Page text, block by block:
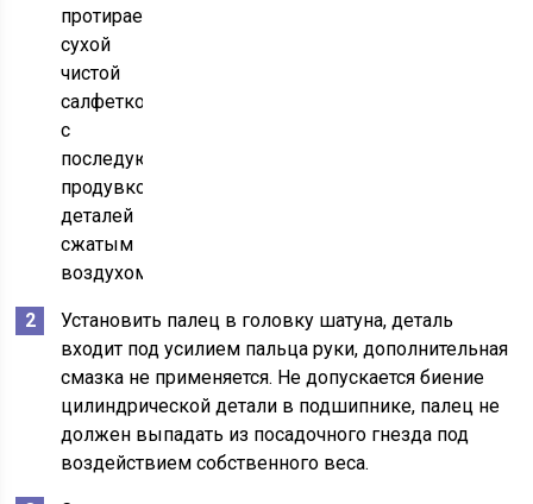
протирается
сухой
чистой
салфеткой
с
последующей
продувкой
деталей
сжатым
воздухом.
Установить палец в головку шатуна, деталь
входит под усилием пальца руки, дополнительная
смазка не применяется. Не допускается биение
цилиндрической детали в подшипнике, палец не
должен выпадать из посадочного гнезда под
воздействием собственного веса.